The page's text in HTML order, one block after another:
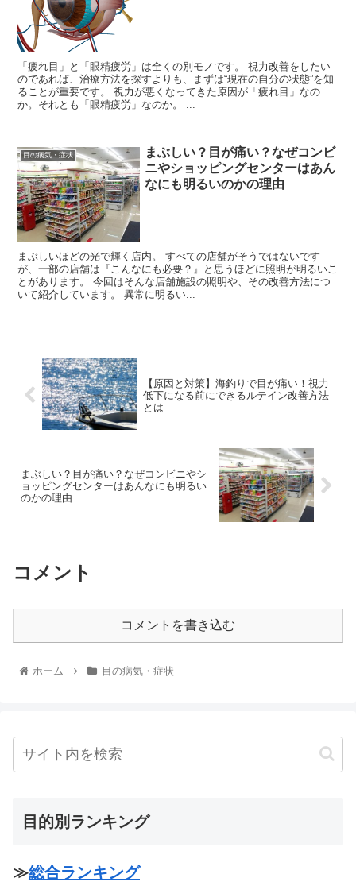
「疲れ目」と「眼精疲労」は全くの別モノです。 視力改善をしたい
のであれば、治療方法を探すよりも、まずは“現在の自分の状態”を知
ることが重要です。 視力が悪くなってきた原因が「疲れ目」なの
か。それとも「眼精疲労」なのか。 ...
目の病気・症状
まぶしい？目が痛い？なぜコンビ
ニやショッピングセンターはあん
なにも明るいのかの理由
まぶしいほどの光で輝く店内。 すべての店舗がそうではないです
が、一部の店舗は『こんなにも必要？』と思うほどに照明が明るいこ
とがあります。 今回はそんな店舗施設の照明や、その改善方法につ
いて紹介しています。 異常に明るい...
【原因と対策】海釣りで目が痛い！視力
低下になる前にできるルテイン改善方法
とは
まぶしい？目が痛い？なぜコンビニやシ
ョッピングセンターはあんなにも明るい
のかの理由
コメント
コメントを書き込む
ホーム 目の病気・症状
目的別ランキング
≫総合ランキング